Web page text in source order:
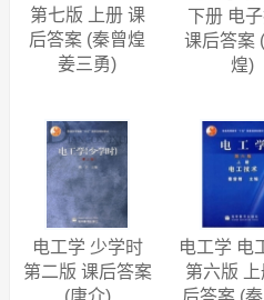
第七版 上册 课
后答案 (秦曾煌
姜三勇)
下册 电
课后答案
煌)
电工学 少学时
第二版 课后答案
(唐介)
电工学 电
第六版
后答案 (